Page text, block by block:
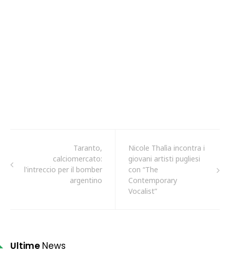
Taranto,
calciomercato:
l'intreccio per il bomber
argentino
Nicole Thalìa incontra i
giovani artisti pugliesi
con “The
Contemporary
Vocalist”
Ultime News